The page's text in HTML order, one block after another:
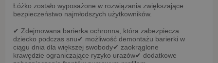
Łóżko zostało wyposażone w rozwiązania zwiększające
bezpieczeństwo najmłodszych użytkowników.
✔ Zdejmowana barierka ochronna , która zabezpiecza
dziecko podczas snu✔ możliwość demontażu barierki w
ciągu dnia dla większej swobody✔ zaokrąglone
krawędzie ograniczające ryzyko urazów✔ dodatkowe